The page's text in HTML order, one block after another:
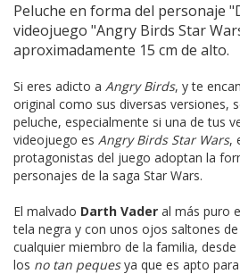
Peluche en forma del personaje
videojuego "Angry Birds Star
aproximadamente 15 cm de alto.
Si eres adicto a Angry Birds, y te
original como sus diversas versiones,
peluche, especialmente si una de tus
videojuego es Angry Birds Star Wars,
protagonistas del juego adoptan la
personajes de la saga Star Wars.
El malvado Darth Vader al más puro
tela negra y con unos ojos saltones
cualquier miembro de la familia,
los no tan pequesya que es apto